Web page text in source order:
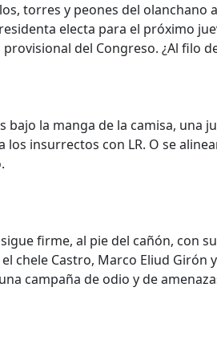
torres y peones del olanchano
electa para el próximo
del Congreso. ¿Al filo
la manga de la camisa, una
insurrectos con LR. O se
firme, al pie del cañón, con
chele Castro, Marco Eliud Girón
campaña de odio y de